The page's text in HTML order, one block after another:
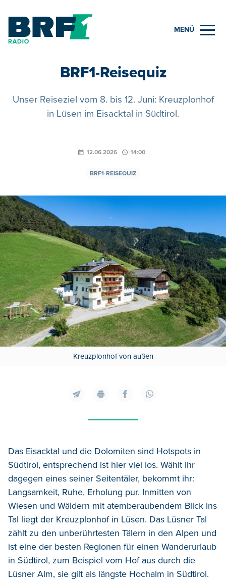
MENÜ
BRF1-Reisequiz
Unser Reiseziel vom 8. bis 12. Juni: Kreuzplonhof
in Lüsen im Eisacktal in Südtirol.
12.06.2026 14:00
BRF1-REISEQUIZ
Kreuzplonhof von außen
Das Eisacktal und die Dolomiten sind Hotspots in
Südtirol, entsprechend ist hier viel los. Wählt ihr
dagegen eines seiner Seitentäler, bekommt ihr:
Langsamkeit, Ruhe, Erholung pur. Inmitten von
Wiesen und Wäldern mit atemberaubendem Blick ins
Tal liegt der Kreuzplonhof in Lüsen. Das Lüsner Tal
zählt zu den unberührtesten Tälern in den Alpen und
ist eine der besten Regionen für einen Wanderurlaub
in Südtirol, zum Beispiel vom Hof aus durch die
Lüsner Alm, sie gilt als längste Hochalm in Südtirol.